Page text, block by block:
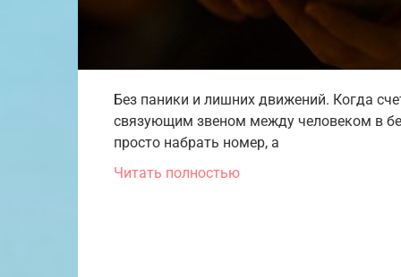
Без паники и лишних движений. Когда
связующим звеном между человеком в
просто набрать номер, а
Читать полностью